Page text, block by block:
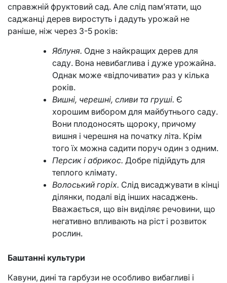
справжній фруктовий сад. Але слід пам’ятати, що
саджанці дерев виростуть і дадуть урожай не
раніше, ніж через 3-5 років:
Яблуня. Одне з найкращих дерев для
саду. Вона невибаглива і дуже урожайна.
Однак може «відпочивати» раз у кілька
років.
Вишні, черешні, сливи та груші. Є
хорошим вибором для майбутнього саду.
Вони плодоносять щороку, причому
вишня і черешня на початку літа. Крім
того їх можна садити поруч один з одним.
Персик і абрикос. Добре підійдуть для
теплого клімату.
Волоський горіх. Слід висаджувати в кінці
ділянки, подалі від інших насаджень.
Вважається, що він виділяє речовини, що
негативно впливають на ріст і розвиток
рослин.
Баштанні культури
Кавуни, дині та гарбузи не особливо вибагливі і